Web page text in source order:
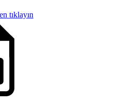
tıklayın